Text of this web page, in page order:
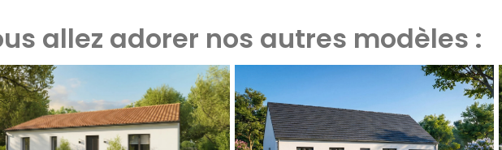
allez adorer nos autres modèles :